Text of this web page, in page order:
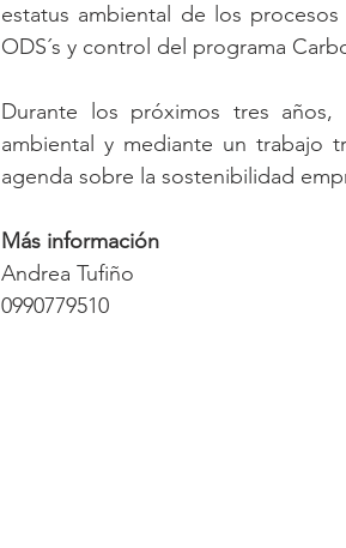
estatus ambiental de los
ODS´s y control del programa
Durante los próximos tres años,
ambiental y mediante un trabajo
agenda sobre la sostenibilidad
Más información
Andrea Tufiño
0990779510